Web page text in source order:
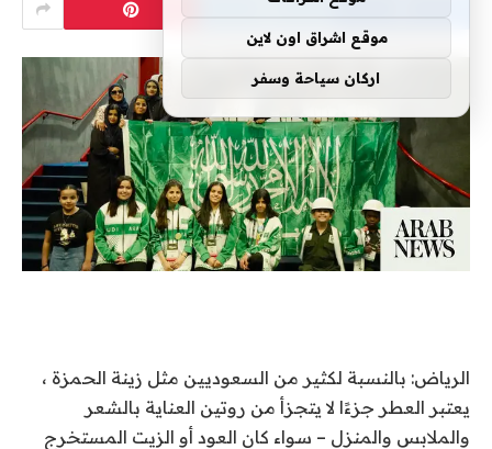
الرياض: بالنسبة لكثير من السعوديين مثل زينة الحمزة ،
يعتبر العطر جزءًا لا يتجزأ من روتين العناية بالشعر
والملابس والمنزل – سواء كان العود أو الزيت المستخرج
موقع اشراق اون لاين
اركان سياحة وسفر